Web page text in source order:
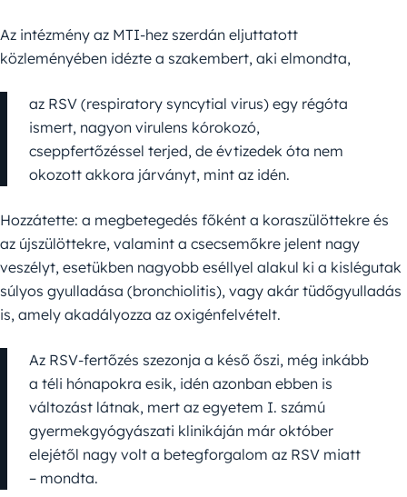
Az intézmény az MTI-hez szerdán eljuttatott
közleményében idézte a szakembert, aki elmondta,
az RSV (respiratory syncytial virus) egy régóta
ismert, nagyon virulens kórokozó,
cseppfertőzéssel terjed, de évtizedek óta nem
okozott akkora járványt, mint az idén.
Hozzátette: a megbetegedés főként a koraszülöttekre és
az újszülöttekre, valamint a csecsemőkre jelent nagy
veszélyt, esetükben nagyobb eséllyel alakul ki a kislégutak
súlyos gyulladása (bronchiolitis), vagy akár tüdőgyulladás
is, amely akadályozza az oxigénfelvételt.
Az RSV-fertőzés szezonja a késő őszi, még inkább
a téli hónapokra esik, idén azonban ebben is
változást látnak, mert az egyetem I. számú
gyermekgyógyászati klinikáján már október
elejétől nagy volt a betegforgalom az RSV miatt
– mondta.